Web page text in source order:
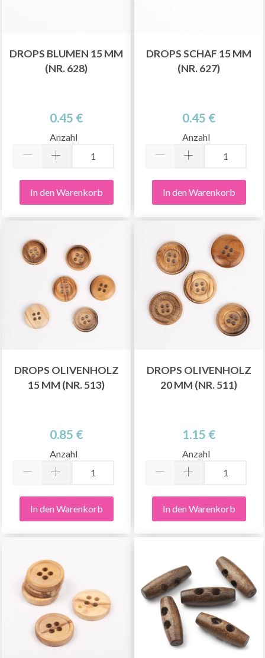
DROPS BLUMEN 15 MM
(NR. 628)
0.45 €
Anzahl
In den Warenkorb
DROPS SCHAF 15 MM
(NR. 627)
0.45 €
Anzahl
In den Warenkorb
DROPS OLIVENHOLZ
15 MM (NR. 513)
0.85 €
Anzahl
In den Warenkorb
DROPS OLIVENHOLZ
20 MM (NR. 511)
1.15 €
Anzahl
In den Warenkorb